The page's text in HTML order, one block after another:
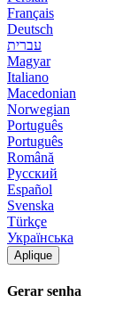
Français
Deutsch
עברית
Magyar
Italiano
Macedonian
Norwegian
Português
Português
Română
Русский
Español
Svenska
Türkçe
Українська
Aplique
Gerar senha